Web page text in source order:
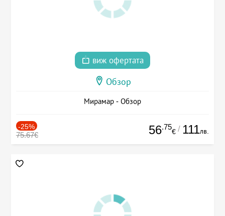
виж офертата
Обзор
Мирамар - Обзор
-25%
75.67€ 56.75
€ / 111лв.